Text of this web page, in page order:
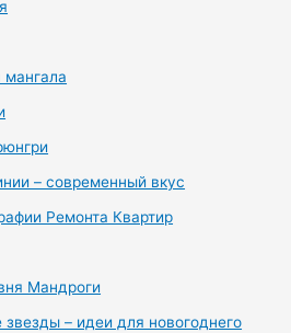
– современный вкус
Ремонта Квартир
Мандроги
– идеи для новогоднего